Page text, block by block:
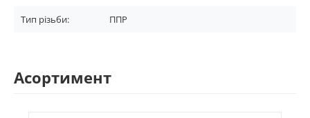
Тип різьби: ППР
Асортимент